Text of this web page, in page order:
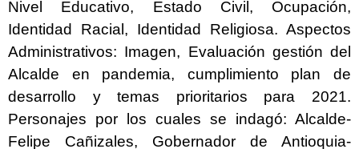
Nivel Educativo, Estado Civil, Ocupación,
Identidad Racial, Identidad Religiosa. Aspectos
Administrativos: Imagen, Evaluación gestión del
Alcalde en pandemia, cumplimiento plan de
desarrollo y temas prioritarios para 2021.
Personajes por los cuales se indagó: Alcalde-
Felipe Cañizales, Gobernador de Antioquia-